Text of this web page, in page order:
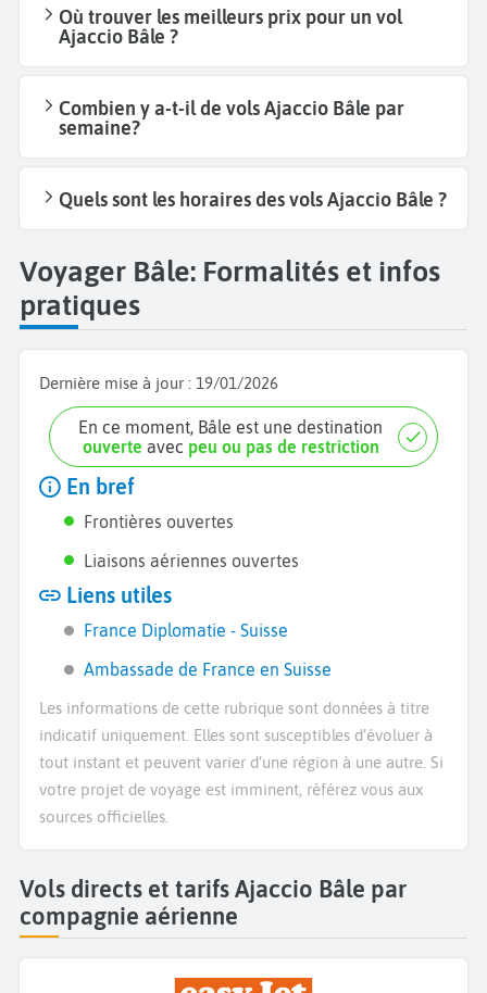
Où trouver les meilleurs prix pour un vol
Ajaccio Bâle ?
Combien y a-t-il de vols Ajaccio Bâle par
semaine?
Quels sont les horaires des vols Ajaccio Bâle ?
Voyager Bâle: Formalités et infos
pratiques
Dernière mise à jour : 19/01/2026
En ce moment, Bâle est une destination
ouverte avec peu ou pas de restriction
En bref
Frontières ouvertes
Liaisons aériennes ouvertes
Liens utiles
France Diplomatie - Suisse
Ambassade de France en Suisse
Les informations de cette rubrique sont données à titre
indicatif uniquement. Elles sont susceptibles d’évoluer à
tout instant et peuvent varier d’une région à une autre. Si
votre projet de voyage est imminent, référez vous aux
sources officielles.
Vols directs et tarifs Ajaccio Bâle par
compagnie aérienne